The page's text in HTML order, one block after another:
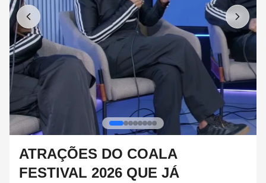
RED HOT CHILI PEPPERS DEVE
VOLTAR AOS ESTÚDIOS EM